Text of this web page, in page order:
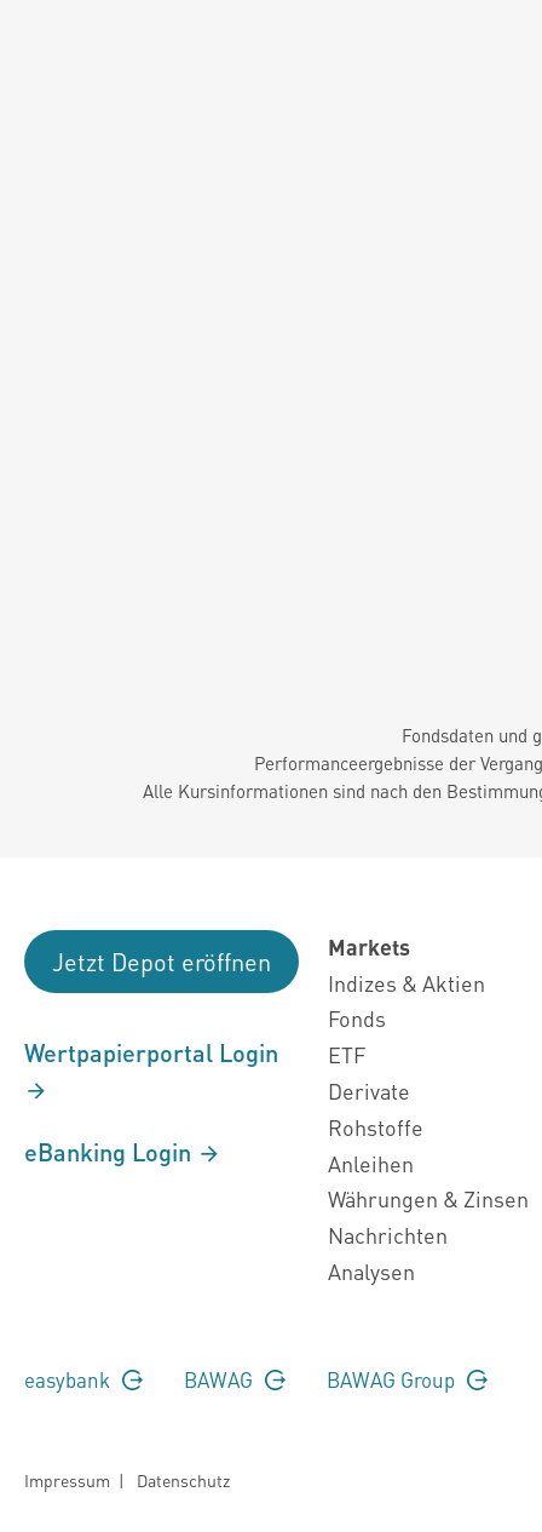
Fondsdaten und
Performanceergebnisse der
Alle Kursinformationen sind nach den
Jetzt Depot eröffnen
Wertpapierportal Login
eBanking Login
Markets
Indizes & Aktien
Fonds
ETF
Derivate
Rohstoffe
Anleihen
Währungen & Zinsen
Nachrichten
Analysen
easybank BAWAG BAWAG Group
Impressum | Datenschutz